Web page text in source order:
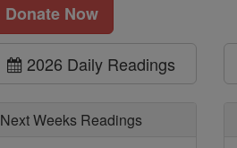
Donate Now
2026 Daily Readings
Next Weeks Readings